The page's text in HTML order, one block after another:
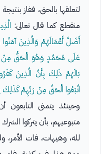
لتعلقها بالحق، ففاز
منقطع كما قال تعالى:
أَضَلَّ أَعْمَالَهُمْ وَالَّذِينَ
عَلَى مُحَمَّدٍ وَهُوَ الْحَقُّ مِنْ
بَالَهُمْ ذَلِكَ بِأَنَّ الَّذِينَ
اتَّبَعُوا الْحَقَّ مِنْ رَبِّهِمْ
وحينئذ يتمنى التابعون
متبوعيهم، بأن يتركوا
لله، وهيهات، فات